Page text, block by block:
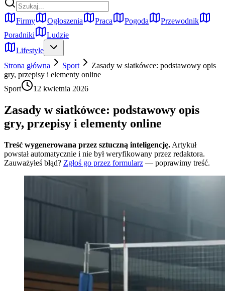
Firmy Ogłoszenia Praca Pogoda
Przewodnik
Poradniki
Ludzie
Lifestyle
Strona główna
Sport
Zasady w siatkówce: podstawowy opis
gry, przepisy i elementy online
Sport
12 kwietnia 2026
Zasady w siatkówce: podstawowy opis
gry, przepisy i elementy online
Treść wygenerowana przez sztuczną inteligencję. Artykuł
powstał automatycznie i nie był weryfikowany przez redaktora.
Zauważyłeś błąd? Zgłoś go przez formularz — poprawimy treść.